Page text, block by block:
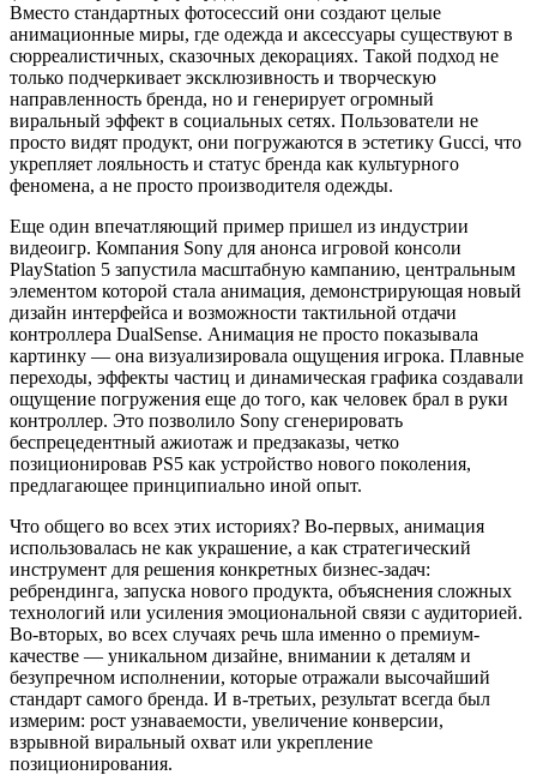
Вместо стандартных фотосессий они создают целые
анимационные миры, где одежда и аксессуары существуют в
сюрреалистичных, сказочных декорациях. Такой подход не
только подчеркивает эксклюзивность и творческую
направленность бренда, но и генерирует огромный
виральный эффект в социальных сетях. Пользователи не
просто видят продукт, они погружаются в эстетику Gucci, что
укрепляет лояльность и статус бренда как культурного
феномена, а не просто производителя одежды.
Еще один впечатляющий пример пришел из индустрии
видеоигр. Компания Sony для анонса игровой консоли
PlayStation 5 запустила масштабную кампанию, центральным
элементом которой стала анимация, демонстрирующая новый
дизайн интерфейса и возможности тактильной отдачи
контроллера DualSense. Анимация не просто показывала
картинку — она визуализировала ощущения игрока. Плавные
переходы, эффекты частиц и динамическая графика создавали
ощущение погружения еще до того, как человек брал в руки
контроллер. Это позволило Sony сгенерировать
беспрецедентный ажиотаж и предзаказы, четко
позиционировав PS5 как устройство нового поколения,
предлагающее принципиально иной опыт.
Что общего во всех этих историях? Во-первых, анимация
использовалась не как украшение, а как стратегический
инструмент для решения конкретных бизнес-задач:
ребрендинга, запуска нового продукта, объяснения сложных
технологий или усиления эмоциональной связи с аудиторией.
Во-вторых, во всех случаях речь шла именно о премиум-
качестве — уникальном дизайне, внимании к деталям и
безупречном исполнении, которые отражали высочайший
стандарт самого бренда. И в-третьих, результат всегда был
измерим: рост узнаваемости, увеличение конверсии,
взрывной виральный охват или укрепление
позиционирования.